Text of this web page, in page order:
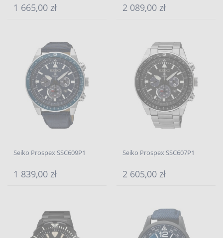
1 665,00 zł 2 089,00 zł
Seiko Prospex SSC609P1
1 839,00 zł
Seiko Prospex SSC607P1
2 605,00 zł